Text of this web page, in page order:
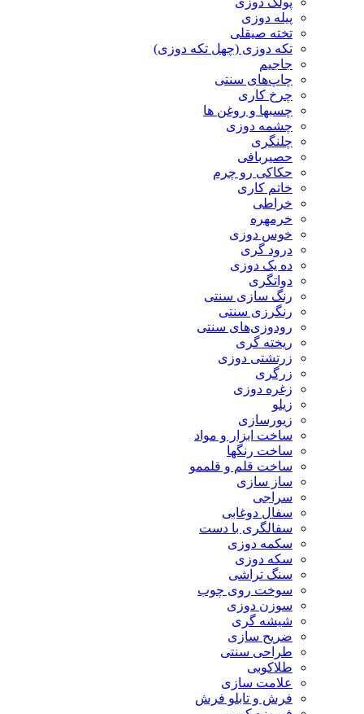
پیله دوزی
تخته صیقلی
تکه دوزی (چهل تکه دوزی)
جاجیم
چاپ‌های سنتی
چرخ کاری
چسبها و روغن ها
چشمه دوزی
چلنگری
حصیربافی
حکاکی رو چرم
خاتم کاری
خراطی
خرمهره
خوس دوزی
درود گری
ده یک دوزی
دواتگری
رنگ سازی سنتی
رنگرزی سنتی
رودوزی‌های سنتی
ریخته گری
زرتشتی دوزی
زرگری
زغره دوزی
زیلو
زیورسازی
ساخت ابزار و مواد
ساخت رنگها
ساخت قلم و قلممو
ساز سازی
سراجی
سفال دوغابی
سفالگری با دست
سکمه دوزی
سکه دوزی
سنگ تراشی
سوخت روی چوب
سوزن دوزی
شیشه گری
ضریح سازی
طراحی سنتی
طلاکوبی
علامت سازی
فرش و تابلو فرش